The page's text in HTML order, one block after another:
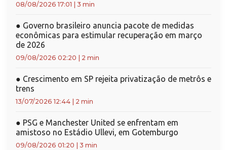
08/08/2026 17:01 3 min
● Governo brasileiro anuncia pacote de medidas
econômicas para estimular recuperação em março
de 2026
09/08/2026 02:20 2 min
● Crescimento em SP rejeita privatização de metrôs e
trens
13/07/2026 12:44 2 min
● PSG e Manchester United se enfrentam em
amistoso no Estádio Ullevi, em Gotemburgo
09/08/2026 01:20 3 min